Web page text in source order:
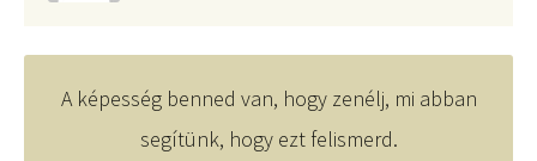
A képesség benned van, hogy zenélj, mi abban
segítünk, hogy ezt felismerd.